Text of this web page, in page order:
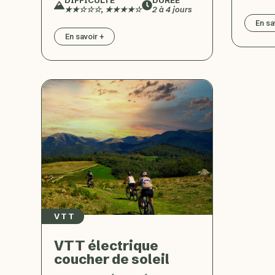
★★☆☆☆, ★★★★☆
2 à 4 jours
En savoir +
En
VTT
VTT électrique
coucher de soleil